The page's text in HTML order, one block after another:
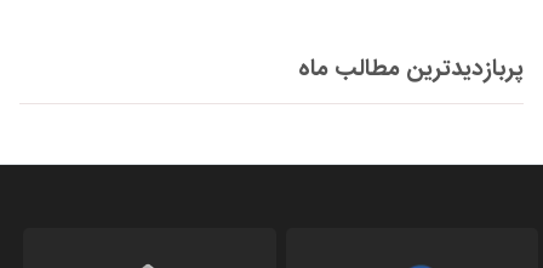
پربازدیدترین مطالب ماه